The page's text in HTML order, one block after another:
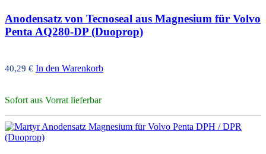
Anodensatz von Tecnoseal aus Magnesium für Volvo
Penta AQ280-DP (Duoprop)
40,29 € In den Warenkorb
Sofort aus Vorrat lieferbar